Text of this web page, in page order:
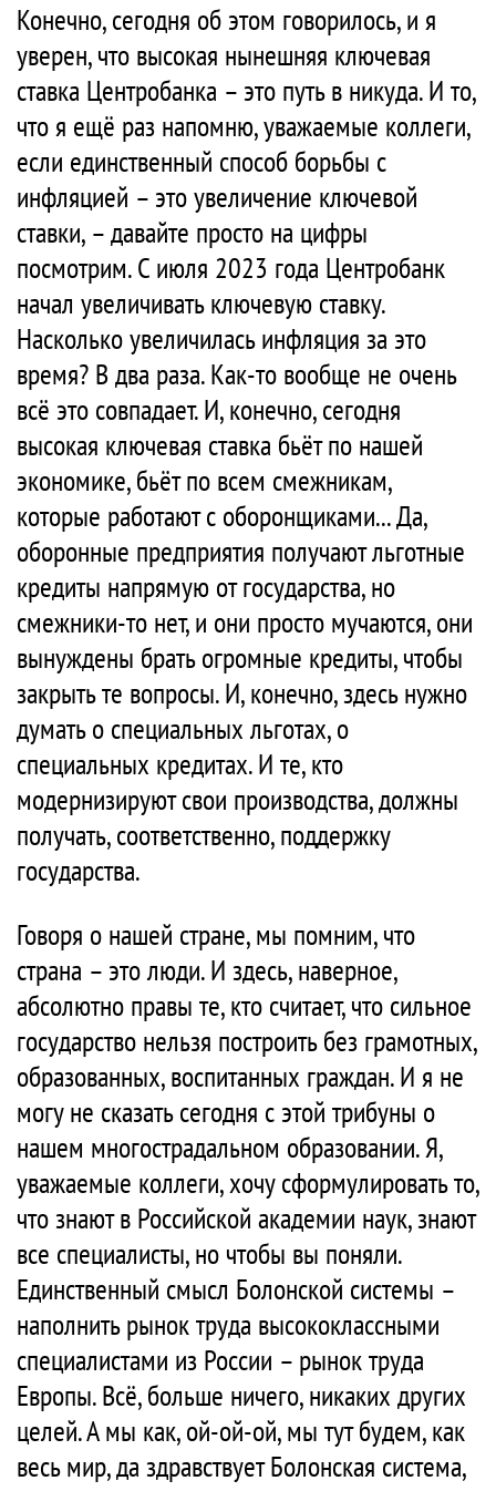
Конечно, сегодня об этом говорилось, и я
уверен, что высокая нынешняя ключевая
ставка Центробанка – это путь в никуда. И то,
что я ещё раз напомню, уважаемые коллеги,
если единственный способ борьбы с
инфляцией – это увеличение ключевой
ставки, – давайте просто на цифры
посмотрим. С июля 2023 года Центробанк
начал увеличивать ключевую ставку.
Насколько увеличилась инфляция за это
время? В два раза. Как-то вообще не очень
всё это совпадает. И, конечно, сегодня
высокая ключевая ставка бьёт по нашей
экономике, бьёт по всем смежникам,
которые работают с оборонщиками... Да,
оборонные предприятия получают льготные
кредиты напрямую от государства, но
смежники-то нет, и они просто мучаются, они
вынуждены брать огромные кредиты, чтобы
закрыть те вопросы. И, конечно, здесь нужно
думать о специальных льготах, о
специальных кредитах. И те, кто
модернизируют свои производства, должны
получать, соответственно, поддержку
государства.
Говоря о нашей стране, мы помним, что
страна – это люди. И здесь, наверное,
абсолютно правы те, кто считает, что сильное
государство нельзя построить без грамотных,
образованных, воспитанных граждан. И я не
могу не сказать сегодня с этой трибуны о
нашем многострадальном образовании. Я,
уважаемые коллеги, хочу сформулировать то,
что знают в Российской академии наук, знают
все специалисты, но чтобы вы поняли.
Единственный смысл Болонской системы –
наполнить рынок труда высококлассными
специалистами из России – рынок труда
Европы. Всё, больше ничего, никаких других
целей. А мы как, ой-ой-ой, мы тут будем, как
весь мир, да здравствует Болонская система,